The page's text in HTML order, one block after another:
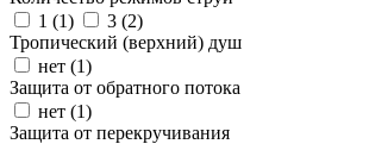
1 (1) 3 (2)
Тропический (верхний) душ
нет (1)
Защита от обратного потока
нет (1)
Защита от перекручивания